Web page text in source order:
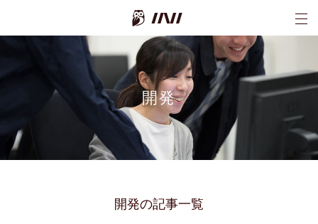
開発
開発の記事一覧